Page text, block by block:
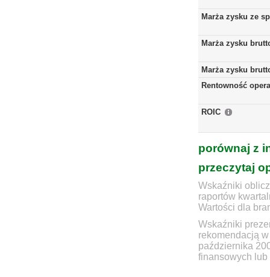
Marża zysku ze
Marża zysku
Marża zysku
Rentowność
ROIC
porównaj z
przeczytaj
Wskaźniki
raportów
Wartości dla
Wskaźniki
rekomendacją
października
finansowych lub